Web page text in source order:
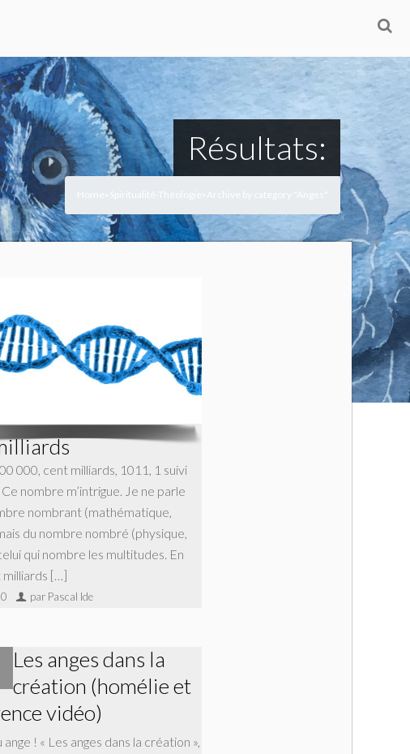
Résultats:
000, cent milliards, 1011, 1 suivi
nombre m’intrigue. Je ne parle
nombrant (mathématique,
du nombre nombré (physique,
qui nombre les multitudes. En
[…]
par Pascal Ide
Les anges dans la
création (homélie et
vidéo)
! « Les anges dans la création »,